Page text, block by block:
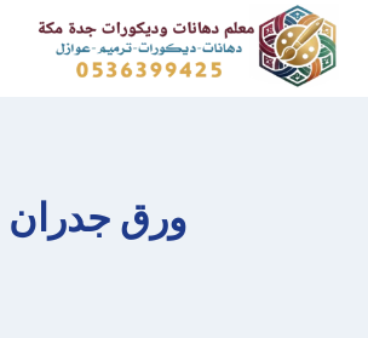
التجاوز
المحتوى
ورق جدران